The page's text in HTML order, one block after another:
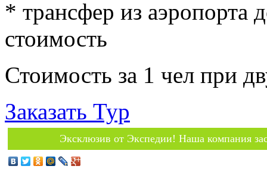
* трансфер из аэропорта
стоимость
Стоимость за 1 чел при
Заказать Тур
Эксклюзив от Экспедии! Наша компания